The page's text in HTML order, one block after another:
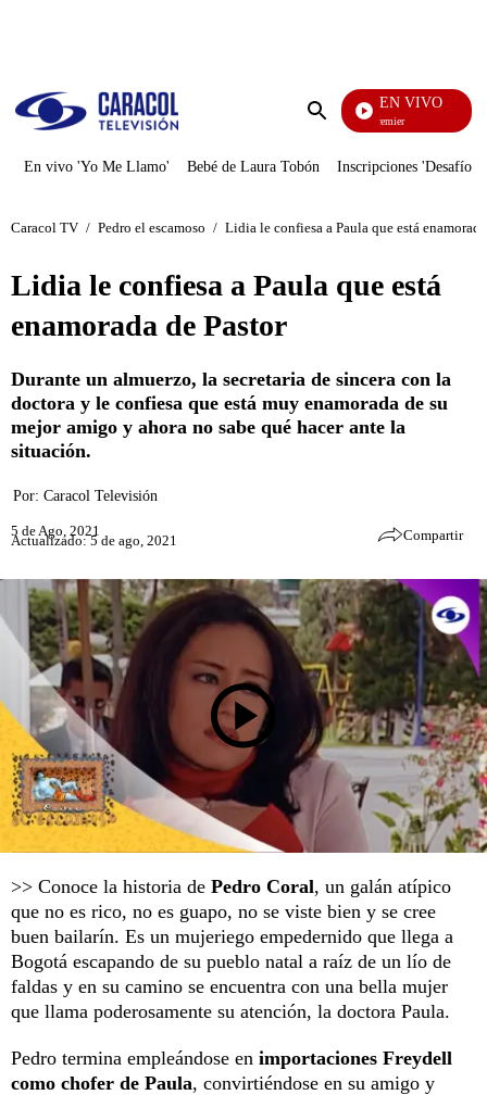
Enviar
EN VIVO
Noches De Premier
En vivo 'Yo Me Llamo' Bebé de Laura Tobón Inscripciones 'Desafío'
Caracol TV / Pedro el escamoso / Lidia le confiesa a Paula que está
Lidia le confiesa a Paula que está
enamorada de Pastor
Durante un almuerzo, la secretaria de sincera con la
doctora y le confiesa que está muy enamorada de su
mejor amigo y ahora no sabe qué hacer ante la
situación.
Por: Caracol Televisión
5 de Ago, 2021
Actualizado: 5 de ago, 2021 Compartir
>> Conoce la historia de Pedro Coral, un galán atípico
que no es rico, no es guapo, no se viste bien y se cree
buen bailarín. Es un mujeriego empedernido que llega a
Bogotá escapando de su pueblo natal a raíz de un lío de
faldas y en su camino se encuentra con una bella mujer
que llama poderosamente su atención, la doctora Paula.
Pedro termina empleándose en importaciones Freydell
como chofer de Paula, convirtiéndose en su amigo y